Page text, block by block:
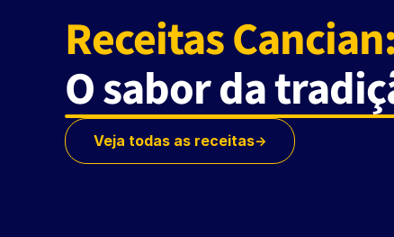
Receitas Cancian:
O sabor da
Veja todas as receitas->